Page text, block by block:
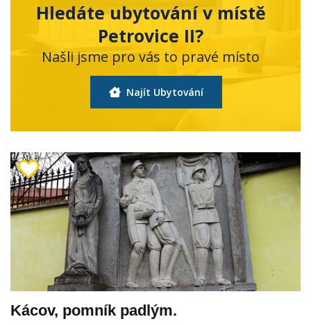
Hledáte ubytování v místě
Petrovice II?
Našli jsme pro vás to pravé místo
Najít Ubytování
Kácov, pomník padlým.